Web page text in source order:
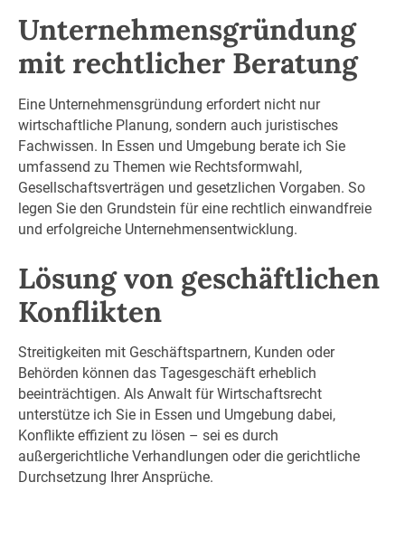
Unternehmensgründung
mit rechtlicher Beratung
Eine Unternehmensgründung erfordert nicht nur
wirtschaftliche Planung, sondern auch juristisches
Fachwissen. In Essen und Umgebung berate ich Sie
umfassend zu Themen wie Rechtsformwahl,
Gesellschaftsverträgen und gesetzlichen Vorgaben. So
legen Sie den Grundstein für eine rechtlich einwandfreie
und erfolgreiche Unternehmensentwicklung.
Lösung von geschäftlichen
Konflikten
Streitigkeiten mit Geschäftspartnern, Kunden oder
Behörden können das Tagesgeschäft erheblich
beeinträchtigen. Als Anwalt für Wirtschaftsrecht
unterstütze ich Sie in Essen und Umgebung dabei,
Konflikte effizient zu lösen – sei es durch
außergerichtliche Verhandlungen oder die gerichtliche
Durchsetzung Ihrer Ansprüche.